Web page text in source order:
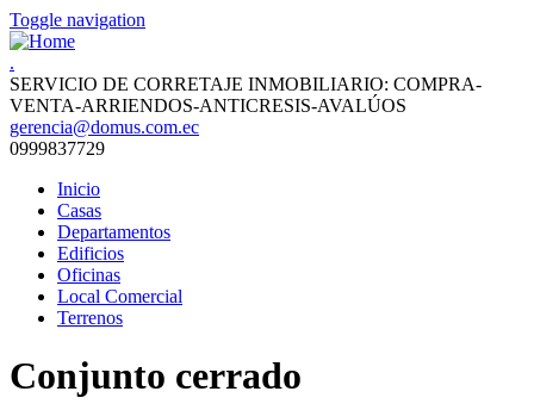
Toggle navigation
.
SERVICIO DE CORRETAJE INMOBILIARIO: COMPRA-
VENTA-ARRIENDOS-ANTICRESIS-AVALÚOS
gerencia@domus.com.ec
0999837729
Inicio
Casas
Departamentos
Edificios
Oficinas
Local Comercial
Terrenos
Conjunto cerrado